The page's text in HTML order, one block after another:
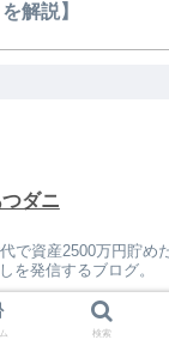
を解説】
ダニ
で資産2500万円貯め
を発信するブログ。
検索